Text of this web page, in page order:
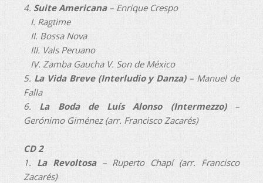
4. Suite Americana– Enrique Crespo
I. Ragtime
II. Bossa Nova
III. Vals Peruano
IV. Zamba Gaucha V. Son de México
5. La Vida Breve (Interludio y Danza)– Manuel de
Falla
6. La Boda de Luís Alonso (Intermezzo)–
Gerónimo Giménez (arr. Francisco Zacarés)
CD 2
1. La Revoltosa– Ruperto Chapí (arr. Francisco
Zacarés)